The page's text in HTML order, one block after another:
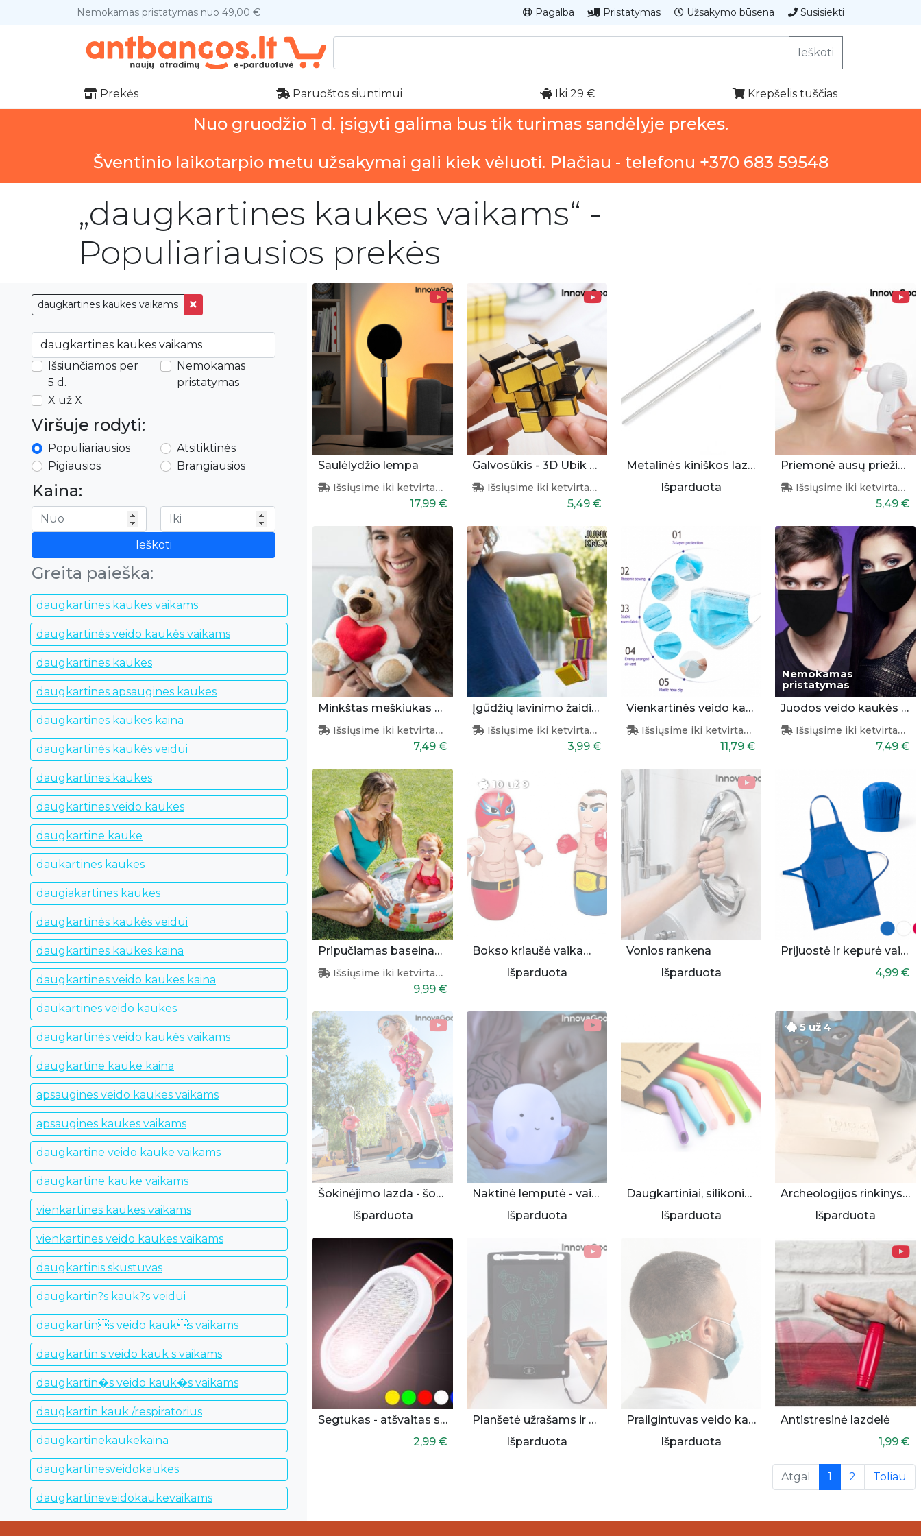
Nemokamas pristatymas nuo 49,00 € Pagalba Pristatymas Užsakymo būsena Susisiekti
Ieškoti
Prekės Paruoštos siuntimui Iki 29 € Krepšelis tuščias
Nuo gruodžio 1 d. įsigyti galima bus tik turimas sandėlyje prekes.
Šventinio laikotarpio metu užsakymai gali kiek vėluoti. Plačiau - telefonu +370 683 59548
„daugkartines kaukes vaikams“ -
Populiariausios prekės
daugkartines kaukes vaikams
Išsiunčiamos per
5 d.
Nemokamas
pristatymas
X už X
Viršuje rodyti:
Populiariausios
Atsitiktinės
Pigiausios
Brangiausios
Kaina:
Ieškoti
Greita paieška:
daugkartines kaukes vaikams
daugkartinės veido kaukės vaikams
daugkartines kaukes
daugkartines apsaugines kaukes
daugkartines kaukes kaina
daugkartinės kaukės veidui
daugkartines kaukes
daugkartines veido kaukes
daugkartine kauke
daukartines kaukes
daugiakartines kaukes
daugkartinės kaukės veidui
daugkartines kaukes kaina
daugkartines veido kaukes kaina
daukartines veido kaukes
daugkartinės veido kaukės vaikams
daugkartine kauke kaina
apsaugines veido kaukes vaikams
apsaugines kaukes vaikams
daugkartine veido kauke vaikams
daugkartine kauke vaikams
vienkartines kaukes vaikams
vienkartines veido kaukes vaikams
daugkartinis skustuvas
daugkartin?s kauk?s veidui
daugkartins veido kauks vaikams
daugkartin s veido kauk s vaikams
daugkartin�s veido kauk�s vaikams
daugkartin kauk /respiratorius
daugkartinekaukekaina
daugkartinesveidokaukes
daugkartineveidokaukevaikams
Saulėlydžio lempa
Išsiųsime iki ketvirtadienio
17,99 €
Galvosūkis - 3D Ubik puzlė
Išsiųsime iki ketvirtadienio
5,49 €
Metalinės kiniškos lazdelės
Išparduota
Priemonė ausų priežiūrai
Išsiųsime iki ketvirtadienio
5,49 €
Minkštas meškiukas su širdele
Išsiųsime iki ketvirtadienio
7,49 €
Įgūdžių lavinimo žaidimas
Išsiųsime iki ketvirtadienio
3,99 €
Vienkartinės veido kaukės 50 vnt.
Išsiųsime iki ketvirtadienio
11,79 €
Nemokamas
pristatymas
Juodos veido kaukės 3 vnt.
Išsiųsime iki ketvirtadienio
7,49 €
Pripučiamas baseinas vaikams 61x22 cm
Išsiųsime iki ketvirtadienio
9,99 €
10 už 9
Bokso kriaušė vaikams, pripučiama
Išparduota
Vonios rankena
Išparduota
Prijuostė ir kepurė vaikams
4,99 €
Šokinėjimo lazda - šokliukas
Išparduota
Naktinė lemputė - vaiduokliukas
Išparduota
Daugkartiniai, silikoniniai šiaudeliai 6 vnt.
Išparduota
5 už 4
Archeologijos rinkinys vaikui
Išparduota
Segtukas - atšvaitas su lempute
2,99 €
Planšetė užrašams ir piešimui
Išparduota
Prailgintuvas veido kaukei 5 vnt.
Išparduota
Antistresinė lazdelė
1,99 €
Atgal 1 (current)
2 Toliau